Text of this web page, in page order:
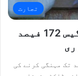
تجارت
گھریلو صارفین کیلئے گیس 172 فیصد
کیلئے گیس 172 فیصد تک مہنگی کرنے کی